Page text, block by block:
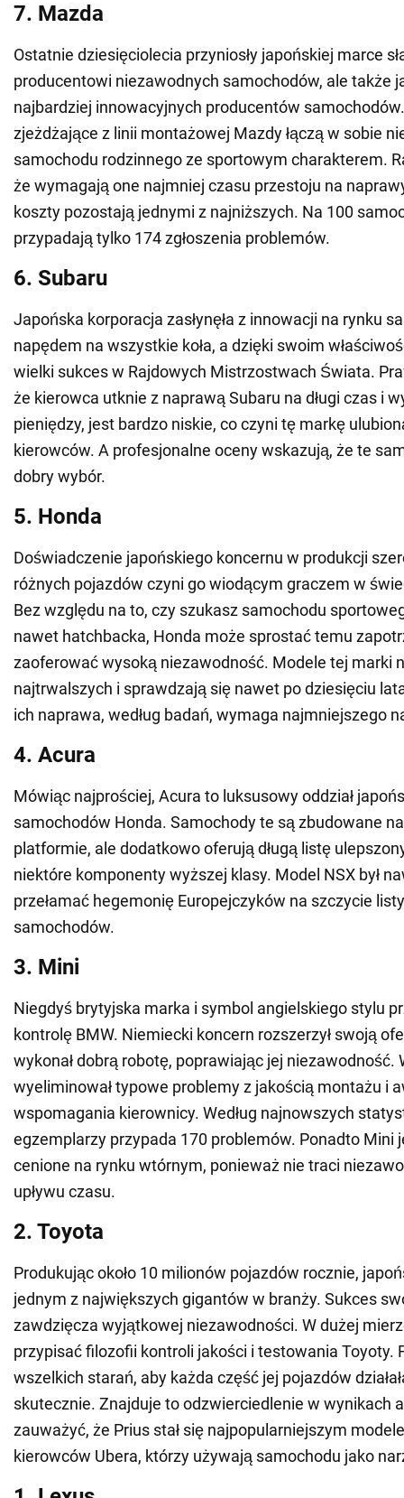
7. Mazda
Ostatnie dziesięciolecia przyniosły japońskiej marce
producentowi niezawodnych samochodów, ale także
najbardziej innowacyjnych producentów
zjeżdżające z linii montażowej Mazdy łączą w sobie
samochodu rodzinnego ze sportowym charakterem.
że wymagają one najmniej czasu przestoju na
koszty pozostają jednymi z najniższych. Na 100
przypadają tylko 174 zgłoszenia problemów.
6. Subaru
Japońska korporacja zasłynęła z innowacji na rynku
napędem na wszystkie koła, a dzięki swoim
wielki sukces w Rajdowych Mistrzostwach Świata.
że kierowca utknie z naprawą Subaru na długi czas i
pieniędzy, jest bardzo niskie, co czyni tę markę
kierowców. A profesjonalne oceny wskazują, że te
dobry wybór.
5. Honda
Doświadczenie japońskiego koncernu w produkcji
różnych pojazdów czyni go wiodącym graczem w
Bez względu na to, czy szukasz samochodu
nawet hatchbacka, Honda może sprostać temu
zaoferować wysoką niezawodność. Modele tej marki
najtrwalszych i sprawdzają się nawet po dziesięciu
ich naprawa, według badań, wymaga najmniejszego
4. Acura
Mówiąc najprościej, Acura to luksusowy oddział
samochodów Honda. Samochody te są zbudowane
platformie, ale dodatkowo oferują długą listę
niektóre komponenty wyższej klasy. Model NSX był
przełamać hegemonię Europejczyków na szczycie
samochodów.
3. Mini
Niegdyś brytyjska marka i symbol angielskiego stylu
kontrolę BMW. Niemiecki koncern rozszerzył swoją
wykonał dobrą robotę, poprawiając jej niezawodność.
wyeliminował typowe problemy z jakością montażu i
wspomagania kierownicy. Według najnowszych
egzemplarzy przypada 170 problemów. Ponadto Mini
cenione na rynku wtórnym, ponieważ nie traci
upływu czasu.
2. Toyota
Produkując około 10 milionów pojazdów rocznie,
jednym z największych gigantów w branży. Sukces
zawdzięcza wyjątkowej niezawodności. W dużej
przypisać filozofii kontroli jakości i testowania Toyoty.
wszelkich starań, aby każda część jej pojazdów
skutecznie. Znajduje to odzwierciedlenie w wynikach
zauważyć, że Prius stał się najpopularniejszym
kierowców Ubera, którzy używają samochodu jako